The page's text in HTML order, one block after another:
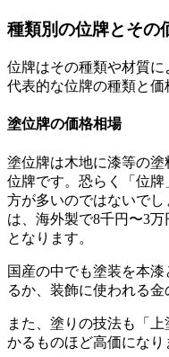
種類別の位牌とその
位牌はその種類や材質に
代表的な位牌の種類と価
塗位牌の価格相場
塗位牌は木地に漆等の
位牌です。恐らく「位
方が多いのではないで
は、海外製で8千円〜3
となります。
国産の中でも塗装を本
るか、装飾に使われる金
また、塗りの技法も「
かるものほど高価になり